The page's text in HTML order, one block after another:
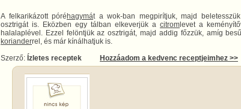
A felkarikázott póré hagymát a wok-ban megpirítjuk, majd
osztrigát is. Eközben egy tálban elkeverjük a citrom levet a
halalaplével. Ezzel felöntjük az osztrigát, majd addig főzzük, amíg
korianderrel, és már kínálhatjuk is.
Szerző: Ízletes receptek Hozzáadom a kedvenc receptjeimhez >>